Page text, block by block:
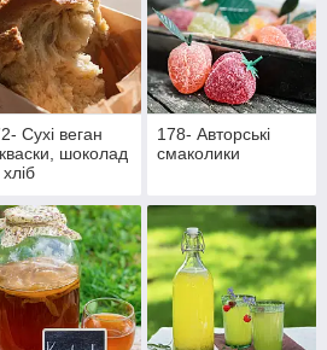
Сухі веган
шоколад
178- Авторські
смаколики